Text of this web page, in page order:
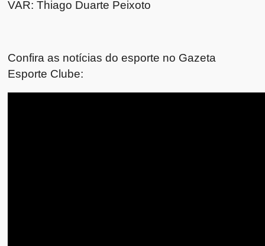
VAR: Thiago Duarte Peixoto
Confira as notícias do esporte no Gazeta
Esporte Clube: